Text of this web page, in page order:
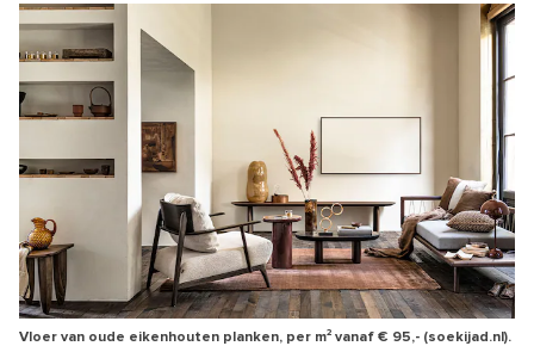
Vloer van oude eikenhouten planken, per m² vanaf € 95,- (soekijad.nl).